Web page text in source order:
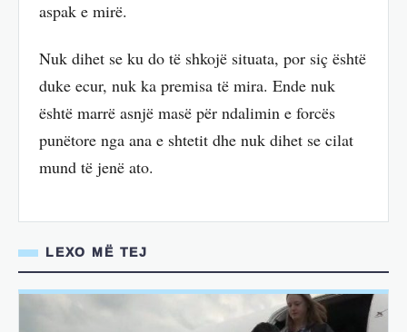
aspak e mirë.
Nuk dihet se ku do të shkojë situata, por siç është
duke ecur, nuk ka premisa të mira. Ende nuk
është marrë asnjë masë për ndalimin e forcës
punëtore nga ana e shtetit dhe nuk dihet se cilat
mund të jenë ato.
LEXO MË TEJ